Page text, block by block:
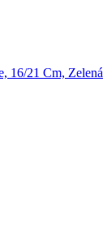
16/21 Cm, Zelená